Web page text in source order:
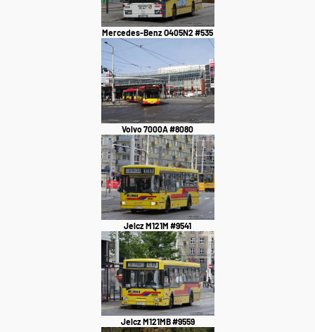
Mercedes-Benz O405N2 #535
Volvo 7000A #8080
Jelcz M121M #9541
Jelcz M121MB #9559